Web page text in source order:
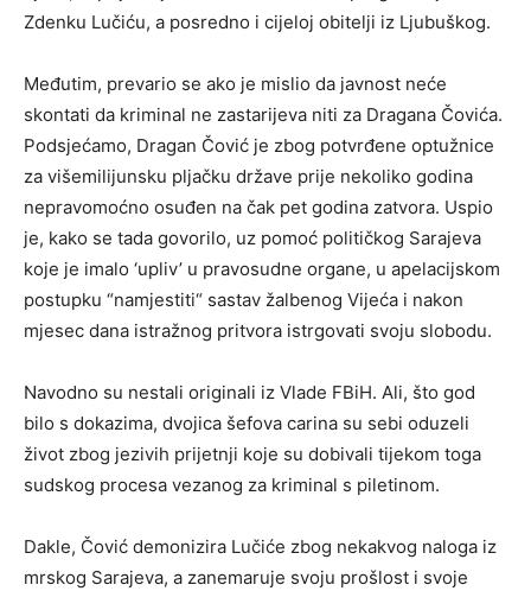
Zdenku Lučiću, a posredno i cijeloj obitelji iz Ljubuškog.
Međutim, prevario se ako je mislio da javnost neće
skontati da kriminal ne zastarijeva niti za Dragana Čovića.
Podsjećamo, Dragan Čović je zbog potvrđene optužnice
za višemilijunsku pljačku države prije nekoliko godina
nepravomoćno osuđen na čak pet godina zatvora. Uspio
je, kako se tada govorilo, uz pomoć političkog Sarajeva
koje je imalo ‘upliv’ u pravosudne organe, u apelacijskom
postupku “namjestiti“ sastav žalbenog Vijeća i nakon
mjesec dana istražnog pritvora istrgovati svoju slobodu.
Navodno su nestali originali iz Vlade FBiH. Ali, što god
bilo s dokazima, dvojica šefova carina su sebi oduzeli
život zbog jezivih prijetnji koje su dobivali tijekom toga
sudskog procesa vezanog za kriminal s piletinom.
Dakle, Čović demonizira Lučiće zbog nekakvog naloga iz
mrskog Sarajeva, a zanemaruje svoju prošlost i svoje